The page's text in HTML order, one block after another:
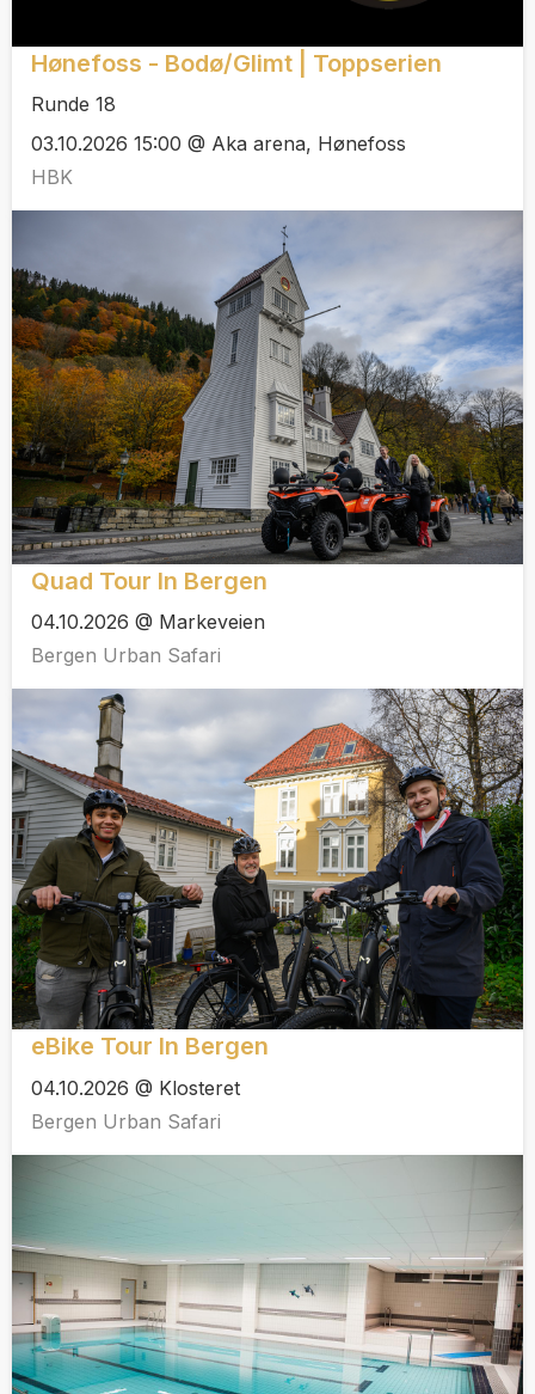
Hønefoss - Bodø/Glimt | Toppserien
Runde 18
03.10.2026 15:00 @ Aka arena, Hønefoss
HBK
Quad Tour In Bergen
04.10.2026 @ Markeveien
Bergen Urban Safari
eBike Tour In Bergen
04.10.2026 @ Klosteret
Bergen Urban Safari